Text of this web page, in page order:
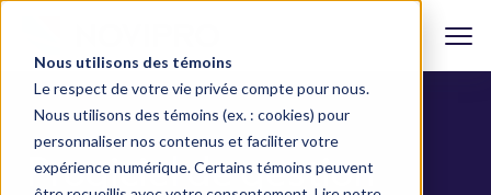
Nous utilisons des témoins
Le respect de votre vie privée compte pour nous.
Nous utilisons des témoins (ex. : cookies) pour
personnaliser nos contenus et faciliter votre
expérience numérique. Certains témoins peuvent
Progiciel de gestion